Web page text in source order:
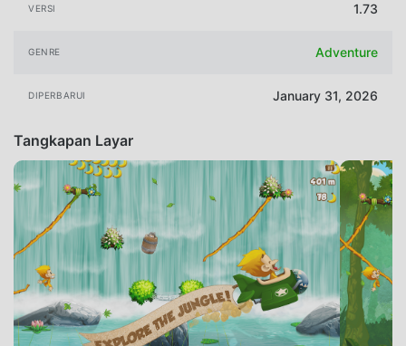
VERSI 1.73
GENRE Adventure
DIPERBARUI January 31, 2026
Tangkapan Layar